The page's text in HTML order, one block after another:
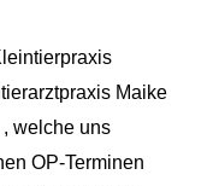
Maike
welche uns
OP-Terminen